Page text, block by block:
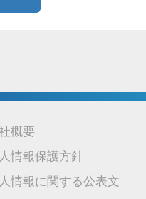
します。
ついて
意です。 ただし、ご提供 い
概要
情報保護方針
情報に関する公表文